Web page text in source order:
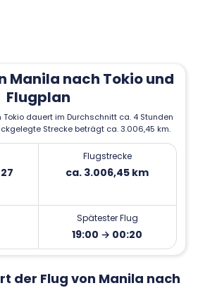
Manila nach Tokio und
Flugplan
Tokio dauert im Durchschnitt ca. 4 Stunden
Strecke beträgt ca. 3.006,45 km.
Flugstrecke
ca. 3.006,45 km
Spätester Flug
19:00 → 00:20
der Flug von Manila nach